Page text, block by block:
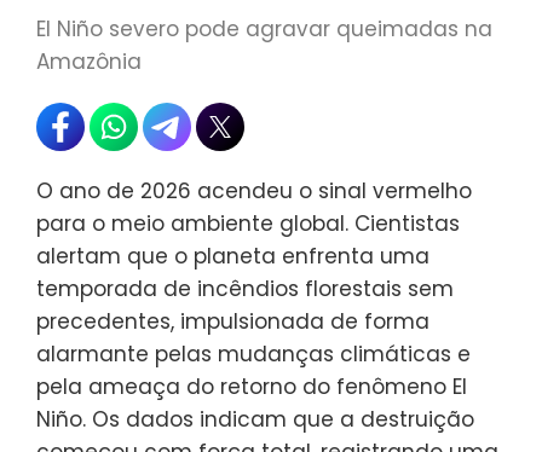
El Niño severo pode agravar queimadas na
Amazônia
O ano de 2026 acendeu o sinal vermelho
para o meio ambiente global. Cientistas
alertam que o planeta enfrenta uma
temporada de incêndios florestais sem
precedentes, impulsionada de forma
alarmante pelas mudanças climáticas e
pela ameaça do retorno do fenômeno El
Niño. Os dados indicam que a destruição